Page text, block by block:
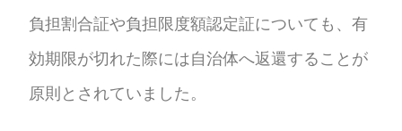
負担割合証や負担限度額認定証についても、有
効期限が切れた際には自治体へ返還することが
原則とされていました。